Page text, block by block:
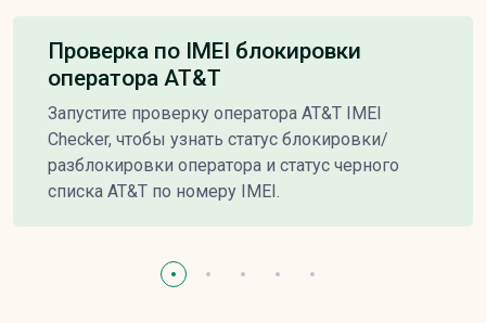
Проверка по IMEI блокировки
оператора AT&T
Запустите проверку оператора AT&T IMEI
Checker, чтобы узнать статус блокировки/
разблокировки оператора и статус черного
списка AT&T по номеру IMEI.